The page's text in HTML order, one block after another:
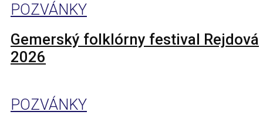
POZVÁNKY
Gemerský folklórny festival Rejdová
2026
POZVÁNKY